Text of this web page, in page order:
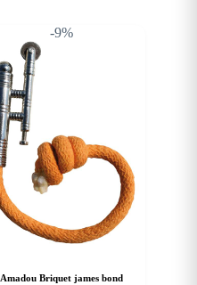
-9%
Amadou Briquet james bond